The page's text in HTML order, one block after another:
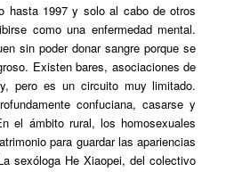
hasta 1997 y solo al cabo de otros
como una enfermedad mental.
sin poder donar sangre porque se
Existen bares, asociaciones de
pero es un circuito muy limitado.
confuciana, casarse y
el ámbito rural, los homosexuales
para guardar las apariencias
sexóloga He Xiaopei, del colectivo